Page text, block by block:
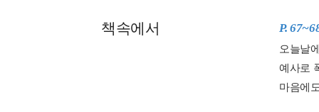
책속에서 P.
오늘날
예사로
마음에